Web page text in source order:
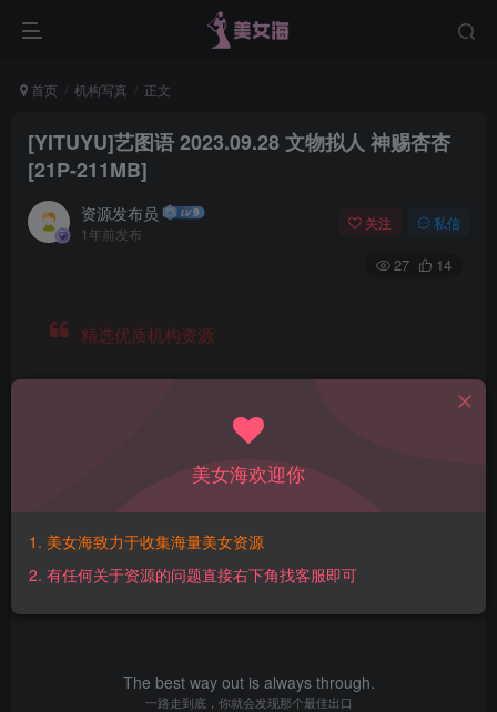
首页 机构写真 正文
[YITUYU]艺图语 2023.09.28 文物拟人 神赐杏杏
[21P-211MB]
资源发布员
1年前发布
关注 私信
27 14
精选优质机构资源
https://pan.baidu.com/s/14R1I7sVAdVwvHunpTadz9g?
pwd=8ptb 【提取码】：8ptb【解压密码】：
The best way out is always through.
一路走到底，你就会发现那个最佳出口
美女海欢迎你
1. 美女海致力于收集海量美女资源
2. 有任何关于资源的问题直接右下角找客服即可